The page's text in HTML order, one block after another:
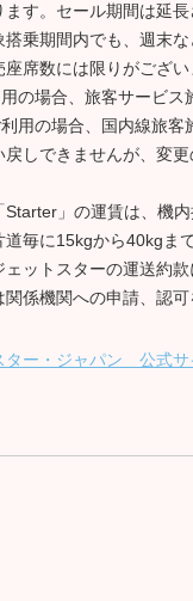
す。セール期間は延長
乗期間内でも、週末
席数には限りがござ
の場合、旅客サービス
用の場合、国内線旅客
しできませんが、変
」の運賃は、機
毎に15kgから40kgま
ットスターの運送約款
係機関への申請、認可
ター・ジャパン 公式サ